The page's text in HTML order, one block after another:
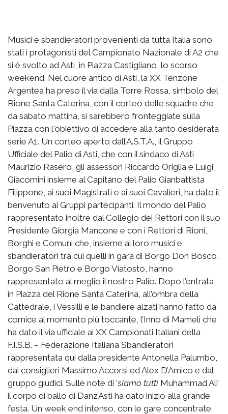
Musici e sbandieratori provenienti da tutta Italia sono
stati i protagonisti del Campionato Nazionale di A2 che
si è svolto ad Asti, in Piazza Castigliano, lo scorso
weekend. Nel cuore antico di Asti, la XX Tenzone
Argentea ha preso il via dalla Torre Rossa, simbolo del
Rione Santa Caterina, con il corteo delle squadre che,
da sabato mattina, si sarebbero fronteggiate sulla
Piazza con l'obiettivo di accedere alla tanto desiderata
serie A1. Un corteo aperto dall’A.S.T.A., il Gruppo
Ufficiale del Palio di Asti, che con il sindaco di Asti
Maurizio Rasero, gli assessori Riccardo Origlia e Luigi
Giacomini insieme al Capitano del Palio Gianbattista
Filippone, ai suoi Magistrati e ai suoi Cavalieri, ha dato il
benvenuto ai Gruppi partecipanti. Il mondo del Palio
rappresentato inoltre dal Collegio dei Rettori con il suo
Presidente Giorgia Mancone e con i Rettori di Rioni,
Borghi e Comuni che, insieme ai loro musici e
sbandieratori tra cui quelli in gara di Borgo Don Bosco,
Borgo San Pietro e Borgo Viatosto, hanno
rappresentato al meglio il nostro Palio. Dopo l’entrata
in Piazza del Rione Santa Caterina, all’ombra della
Cattedrale, i Vessilli e le bandiere alzati hanno fatto da
cornice al momento più toccante, l’Inno di Mameli che
ha dato il via ufficiale ai XX Campionati Italiani della
F.I.S.B. – Federazione Italiana Sbandieratori
rappresentata qui dalla presidente Antonella Palumbo,
dai consiglieri Massimo Accorsi ed Alex D’Amico e dal
gruppo giudici. Sulle note di ‘siamo tutti Muhammad Ali’
il corpo di ballo di Danz’Asti ha dato inizio alla grande
festa. Un week end intenso, con le gare concentrate